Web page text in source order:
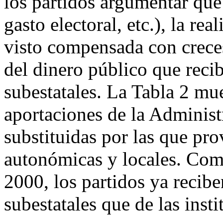
gasto electoral, etc.), la
visto compensada con
del dinero público que
subestatales. La Tabla 2
aportaciones de la
substituidas por las que
autonómicas y locales.
2000, los partidos ya
subestatales que de las